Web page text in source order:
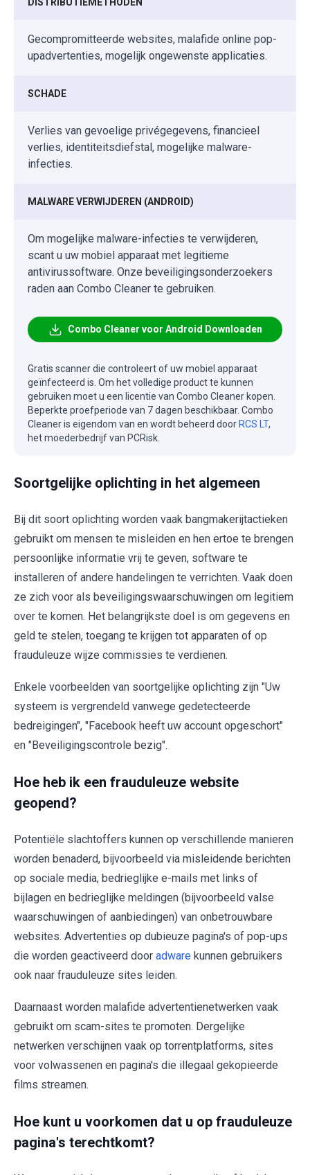
DISTRIBUTIEMETHODEN
Gecompromitteerde websites, malafide online pop-
upadvertenties, mogelijk ongewenste applicaties.
SCHADE
Verlies van gevoelige privégegevens, financieel
verlies, identiteitsdiefstal, mogelijke malware-
infecties.
MALWARE VERWIJDEREN (ANDROID)
Om mogelijke malware-infecties te verwijderen,
scant u uw mobiel apparaat met legitieme
antivirussoftware. Onze beveiligingsonderzoekers
raden aan Combo Cleaner te gebruiken.
Combo Cleaner voor Android Downloaden
Gratis scanner die controleert of uw mobiel apparaat
geïnfecteerd is. Om het volledige product te kunnen
gebruiken moet u een licentie van Combo Cleaner kopen.
Beperkte proefperiode van 7 dagen beschikbaar. Combo
Cleaner is eigendom van en wordt beheerd door RCS LT,
het moederbedrijf van PCRisk.
Soortgelijke oplichting in het algemeen
Bij dit soort oplichting worden vaak bangmakerijtactieken
gebruikt om mensen te misleiden en hen ertoe te brengen
persoonlijke informatie vrij te geven, software te
installeren of andere handelingen te verrichten. Vaak doen
ze zich voor als beveiligingswaarschuwingen om legitiem
over te komen. Het belangrijkste doel is om gegevens en
geld te stelen, toegang te krijgen tot apparaten of op
frauduleuze wijze commissies te verdienen.
Enkele voorbeelden van soortgelijke oplichting zijn "Uw
systeem is vergrendeld vanwege gedetecteerde
bedreigingen", "Facebook heeft uw account opgeschort"
en "Beveiligingscontrole bezig".
Hoe heb ik een frauduleuze website
geopend?
Potentiële slachtoffers kunnen op verschillende manieren
worden benaderd, bijvoorbeeld via misleidende berichten
op sociale media, bedrieglijke e-mails met links of
bijlagen en bedrieglijke meldingen (bijvoorbeeld valse
waarschuwingen of aanbiedingen) van onbetrouwbare
websites. Advertenties op dubieuze pagina's of pop-ups
die worden geactiveerd door adware kunnen gebruikers
ook naar frauduleuze sites leiden.
Daarnaast worden malafide advertentienetwerken vaak
gebruikt om scam-sites te promoten. Dergelijke
netwerken verschijnen vaak op torrentplatforms, sites
voor volwassenen en pagina's die illegaal gekopieerde
films streamen.
Hoe kunt u voorkomen dat u op frauduleuze
pagina's terechtkomt?